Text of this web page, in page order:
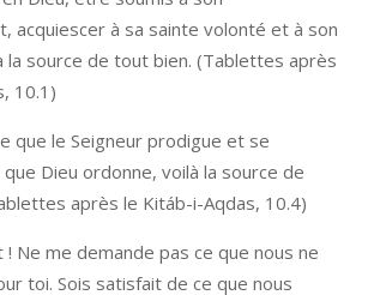
acquiescer à sa sainte volonté et à son
la source de tout bien. (Tablettes après
10.1)
que le Seigneur prodigue et se
Dieu ordonne, voilà la source de
après le Kitáb-i-Aqdas, 10.4)
! Ne me demande pas ce que nous ne
toi. Sois satisfait de ce que nous